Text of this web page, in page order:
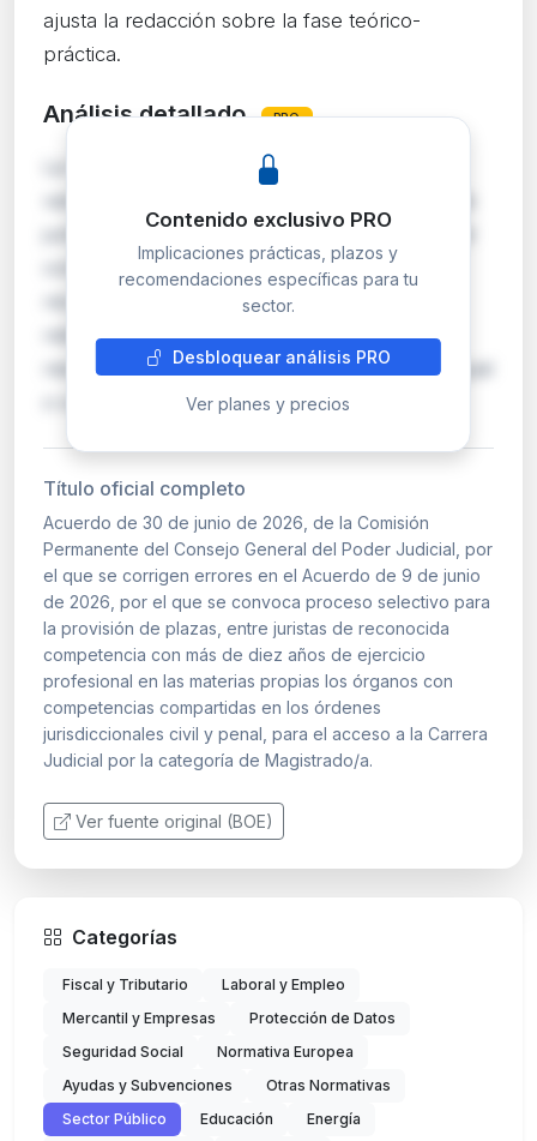
ajusta la redacción sobre la fase teórico-
práctica.
Análisis detallado PRO
La Comisión Permanente del CGPJ rectifica
varios errores materiales en la convocatoria de
junio de 2026 para acceso a la Carrera Judicial
como Magistrado por el turno de juristas de
reconocida competencia. El cambio más
relevante es la ampliación de 1 a 3 plazas
reservadas para personas con discapacidad igual
Contenido exclusivo PRO
Implicaciones prácticas, plazos y
recomendaciones específicas para tu
sector.
Desbloquear análisis PRO
Ver planes y precios
Título oficial completo
Acuerdo de 30 de junio de 2026, de la Comisión
Permanente del Consejo General del Poder Judicial, por
el que se corrigen errores en el Acuerdo de 9 de junio
de 2026, por el que se convoca proceso selectivo para
la provisión de plazas, entre juristas de reconocida
competencia con más de diez años de ejercicio
profesional en las materias propias los órganos con
competencias compartidas en los órdenes
jurisdiccionales civil y penal, para el acceso a la Carrera
Judicial por la categoría de Magistrado/a.
Ver fuente original (BOE)
Categorías
Fiscal y Tributario
Laboral y Empleo
Mercantil y Empresas
Protección de Datos
Seguridad Social
Normativa Europea
Ayudas y Subvenciones
Otras Normativas
Sector Público
Educación
Energía